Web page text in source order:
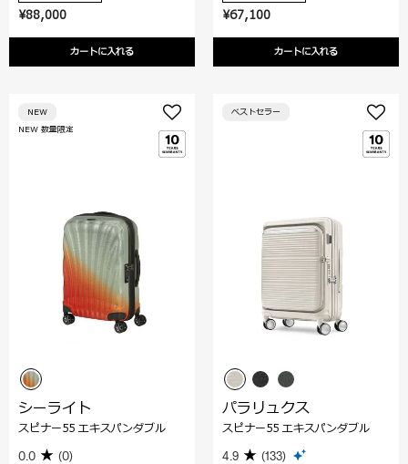
¥88,000
カートに入れる
¥67,100
カートに入れる
NEW 数量限定
NEW
シーライト
スピナー55 エキスパンダブル
0.0 (0)
ベストセラー
パラリュクス
スピナー55 エキスパンダブル
4.9 (133)